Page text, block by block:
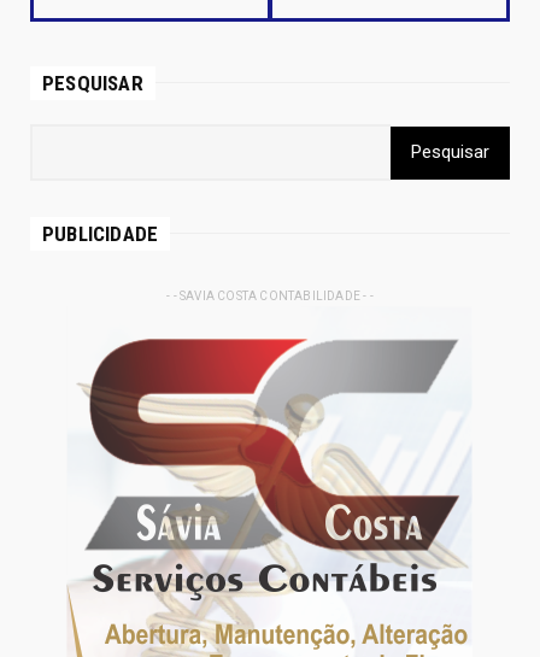
PESQUISAR
PUBLICIDADE
- - SAVIA COSTA CONTABILIDADE - -